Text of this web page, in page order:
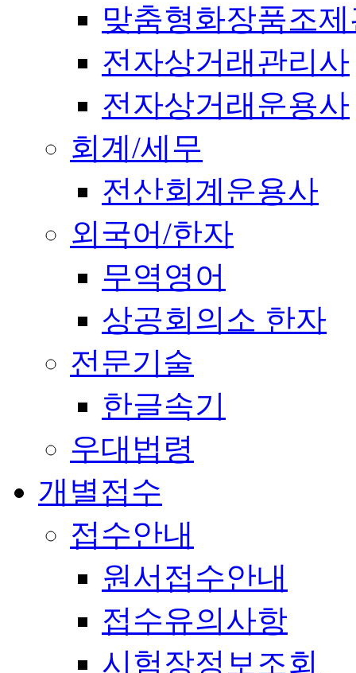
맞춤형화장품조
전자상거래관리사
전자상거래운용사
회계/세무
전산회계운용사
외국어/한자
무역영어
상공회의소 한자
전문기술
한글속기
우대법령
개별접수
접수안내
원서접수안내
접수유의사항
시험장정보조회